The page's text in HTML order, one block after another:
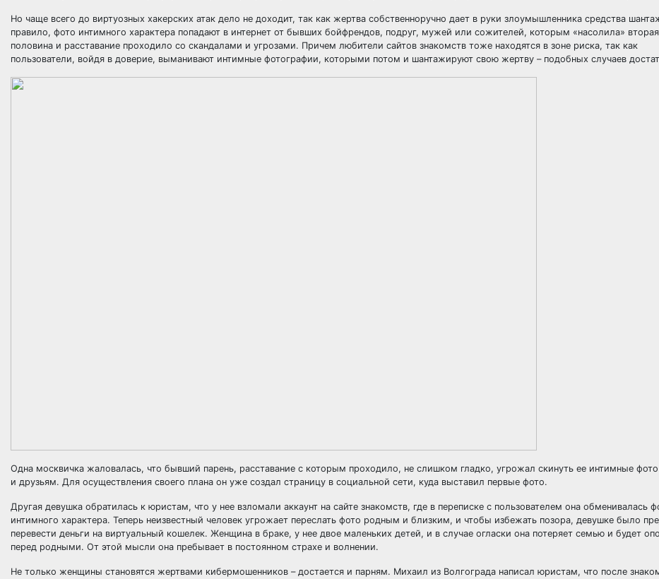
Но чаще всего до виртуозных хакерских атак дело не доходит, так как жертва собственноручно дает в руки злоумышленника средства
правило, фото интимного характера попадают в интернет от бывших бойфрендов, подруг, мужей или сожителей, которым «насолила» вторая
половина и расставание проходило со скандалами и угрозами. Причем любители сайтов знакомств тоже находятся в зоне риска, так как
пользователи, войдя в доверие, выманивают интимные фотографии, которыми потом и шантажируют свою жертву – подобных случаев
Одна москвичка жаловалась, что бывший парень, расставание с которым проходило, не слишком гладко, угрожал скинуть ее интимные
и друзьям. Для осуществления своего плана он уже создал страницу в социальной сети, куда выставил первые фото.
Другая девушка обратилась к юристам, что у нее взломали аккаунт на сайте знакомств, где в переписке с пользователем она обменивалась
интимного характера. Теперь неизвестный человек угрожает переслать фото родным и близким, и чтобы избежать позора, девушке было
перевести деньги на виртуальный кошелек. Женщина в браке, у нее двое маленьких детей, и в случае огласки она потеряет семью и будет
перед родными. От этой мысли она пребывает в постоянном страхе и волнении.
Не только женщины становятся жертвами кибермошенников – достается и парням. Михаил из Волгограда написал юристам, что после